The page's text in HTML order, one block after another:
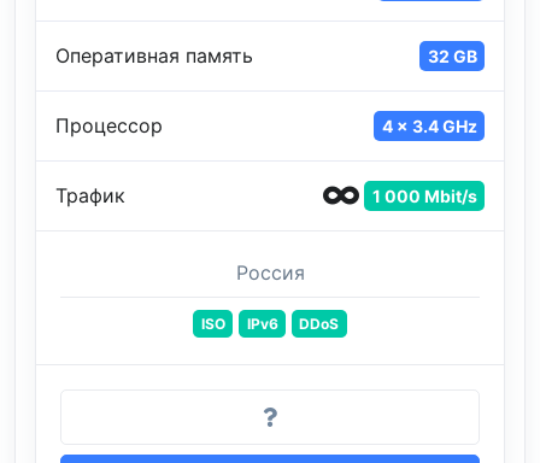
Оперативная память 32 GB
Процессор 4 x 3.4 GHz
Трафик 1 000 Mbit/s
Россия
ISO IPv6 DDoS